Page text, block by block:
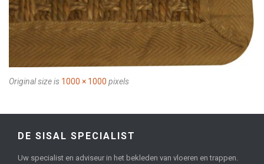
Original size is 1000 × 1000 pixels
DE SISAL SPECIALIST
Uw specialist en adviseur in het bekleden van vloeren en trappen.